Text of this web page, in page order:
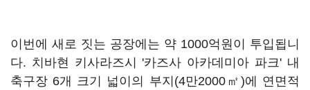
이번에 새로 짓는 공장에는 약 1000억원이 투입됩니
다. 치바현 키사라즈시 '카즈사 아카데미아 파크' 내
축구장 6개 크기 넓이의 부지(4만2000㎡)에 연면적